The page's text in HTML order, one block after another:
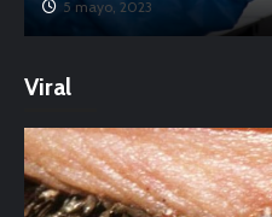
5 mayo, 2023
Viral